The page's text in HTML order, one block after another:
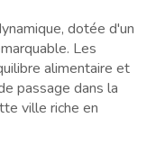
dotée d'un
Les
alimentaire et
passage dans la
ville riche en